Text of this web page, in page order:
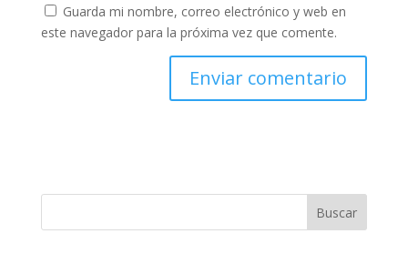
Guarda mi nombre, correo electrónico y web en
este navegador para la próxima vez que comente.
Buscar